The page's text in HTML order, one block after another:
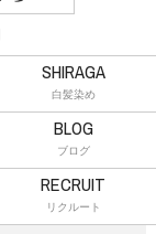
SHIRAGA
白髪染め
BLOG
ブログ
RECRUIT
リクルート